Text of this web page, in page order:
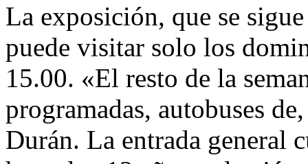
La exposición, que se
puede visitar solo los
15.00. «El resto de la
programadas, autobuses
Durán. La entrada general